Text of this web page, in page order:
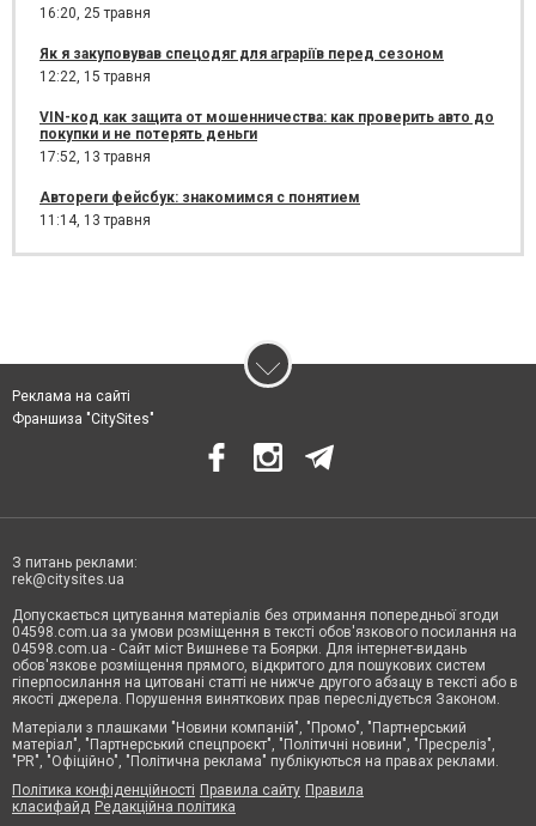
16:20, 25 травня
Як я закуповував спецодяг для аграріїв перед сезоном
12:22, 15 травня
VIN-код как защита от мошенничества: как проверить авто до
покупки и не потерять деньги
17:52, 13 травня
Автореги фейсбук: знакомимся с понятием
11:14, 13 травня
Реклама на сайті
Франшиза "CitySites"
З питань реклами:
rek@citysites.ua
Допускається цитування матеріалів без отримання попередньої згоди
04598.com.ua за умови розміщення в тексті обов'язкового посилання на
04598.com.ua - Сайт міст Вишневе та Боярки. Для інтернет-видань
обов'язкове розміщення прямого, відкритого для пошукових систем
гіперпосилання на цитовані статті не нижче другого абзацу в тексті або в
якості джерела. Порушення виняткових прав переслідується Законом.
Матеріали з плашками "Новини компаній", "Промо", "Партнерський
матеріал", "Партнерський спецпроєкт", "Політичні новини", "Пресреліз",
"PR", "Офіційно", "Політична реклама" публікуються на правах реклами.
Політика конфіденційності Правила сайту Правила
класифайд Редакційна політика